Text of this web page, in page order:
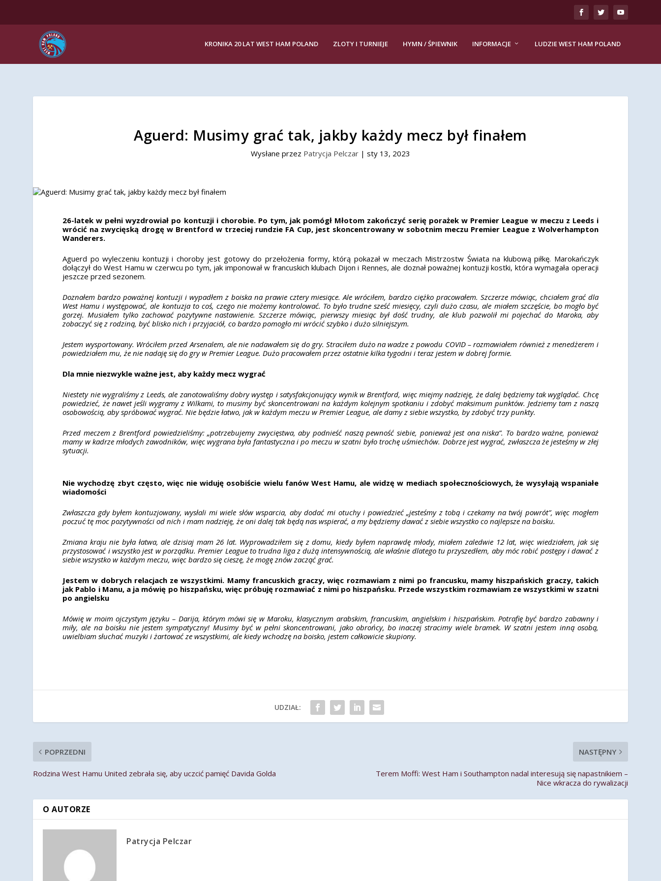
KRONIKA 20 LAT WEST HAM POLAND ZLOTY I TURNIEJE HYMN / ŚPIEWNIK INFORMACJE LUDZIE WEST HAM POLAND
Aguerd: Musimy grać tak, jakby każdy mecz był finałem
Wysłane przez Patrycja Pelczar | sty 13, 2023
26-latek w pełni wyzdrowiał po kontuzji i chorobie. Po tym, jak pomógł Młotom zakończyć serię porażek w Premier League w meczu z Leeds i
wrócić na zwycięską drogę w Brentford w trzeciej rundzie FA Cup, jest skoncentrowany w sobotnim meczu Premier League z Wolverhampton
Wanderers.
Aguerd po wyleczeniu kontuzji i choroby jest gotowy do przełożenia formy, którą pokazał w meczach Mistrzostw Świata na klubową piłkę. Marokańczyk
dołączył do West Hamu w czerwcu po tym, jak imponował w francuskich klubach Dijon i Rennes, ale doznał poważnej kontuzji kostki, która wymagała operacji
jeszcze przed sezonem.
Doznałem bardzo poważnej kontuzji i wypadłem z boiska na prawie cztery miesiące. Ale wróciłem, bardzo ciężko pracowałem. Szczerze mówiąc, chciałem grać dla
West Hamu i występować, ale kontuzja to coś, czego nie możemy kontrolować. To było trudne sześć miesięcy, czyli dużo czasu, ale miałem szczęście, bo mogło być
gorzej. Musiałem tylko zachować pozytywne nastawienie. Szczerze mówiąc, pierwszy miesiąc był dość trudny, ale klub pozwolił mi pojechać do Maroka, aby
zobaczyć się z rodziną, być blisko nich i przyjaciół, co bardzo pomogło mi wrócić szybko i dużo silniejszym.
Jestem wysportowany. Wróciłem przed Arsenalem, ale nie nadawałem się do gry. Straciłem dużo na wadze z powodu COVID – rozmawiałem również z menedżerem i
powiedziałem mu, że nie nadaję się do gry w Premier League. Dużo pracowałem przez ostatnie kilka tygodni i teraz jestem w dobrej formie.
Dla mnie niezwykle ważne jest, aby każdy mecz wygrać
Niestety nie wygraliśmy z Leeds, ale zanotowaliśmy dobry występ i satysfakcjonujący wynik w Brentford, więc miejmy nadzieję, że dalej będziemy tak wyglądać. Chcę
powiedzieć, że nawet jeśli wygramy z Wilkami, to musimy być skoncentrowani na każdym kolejnym spotkaniu i zdobyć maksimum punktów. Jedziemy tam z naszą
osobowością, aby spróbować wygrać. Nie będzie łatwo, jak w każdym meczu w Premier League, ale damy z siebie wszystko, by zdobyć trzy punkty.
Przed meczem z Brentford powiedzieliśmy: „potrzebujemy zwycięstwa, aby podnieść naszą pewność siebie, ponieważ jest ona niska”. To bardzo ważne, ponieważ
mamy w kadrze młodych zawodników, więc wygrana była fantastyczna i po meczu w szatni było trochę uśmiechów. Dobrze jest wygrać, zwłaszcza że jesteśmy w złej
sytuacji.
Nie wychodzę zbyt często, więc nie widuję osobiście wielu fanów West Hamu, ale widzę w mediach społecznościowych, że wysyłają wspaniałe
wiadomości
Zwłaszcza gdy byłem kontuzjowany, wysłali mi wiele słów wsparcia, aby dodać mi otuchy i powiedzieć „jesteśmy z tobą i czekamy na twój powrót”, więc mogłem
poczuć tę moc pozytywności od nich i mam nadzieję, że oni dalej tak będą nas wspierać, a my będziemy dawać z siebie wszystko co najlepsze na boisku.
Zmiana kraju nie była łatwa, ale dzisiaj mam 26 lat. Wyprowadziłem się z domu, kiedy byłem naprawdę młody, miałem zaledwie 12 lat, więc wiedziałem, jak się
przystosować i wszystko jest w porządku. Premier League to trudna liga z dużą intensywnością, ale właśnie dlatego tu przyszedłem, aby móc robić postępy i dawać z
siebie wszystko w każdym meczu, więc bardzo się cieszę, że mogę znów zacząć grać.
Jestem w dobrych relacjach ze wszystkimi. Mamy francuskich graczy, więc rozmawiam z nimi po francusku, mamy hiszpańskich graczy, takich
jak Pablo i Manu, a ja mówię po hiszpańsku, więc próbuję rozmawiać z nimi po hiszpańsku. Przede wszystkim rozmawiam ze wszystkimi w szatni
po angielsku
Mówię w moim ojczystym języku – Darija, którym mówi się w Maroku, klasycznym arabskim, francuskim, angielskim i hiszpańskim. Potrafię być bardzo zabawny i
miły, ale na boisku nie jestem sympatyczny! Musimy być w pełni skoncentrowani, jako obrońcy, bo inaczej stracimy wiele bramek. W szatni jestem inną osobą,
uwielbiam słuchać muzyki i żartować ze wszystkimi, ale kiedy wchodzę na boisko, jestem całkowicie skupiony.
UDZIAŁ:
POPRZEDNI
Rodzina West Hamu United zebrała się, aby uczcić pamięć Davida Golda
NASTĘPNY
Terem Moffi: West Ham i Southampton nadal interesują się napastnikiem –
Nice wkracza do rywalizacji
O AUTORZE
Patrycja Pelczar